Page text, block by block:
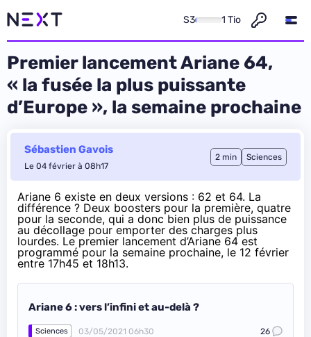
S3 1 Tio
Premier lancement Ariane 64,
« la fusée la plus puissante
d’Europe », la semaine prochaine
Sébastien Gavois
Le 04 février à 08h17
2 min Sciences
Ariane 6 existe en deux versions : 62 et 64. La
différence ? Deux boosters pour la première, quatre
pour la seconde, qui a donc bien plus de puissance
au décollage pour emporter des charges plus
lourdes. Le premier lancement d’Ariane 64 est
programmé pour la semaine prochaine, le 12 février
entre 17h45 et 18h13.
Ariane 6 : vers l’infini et au-delà ?
Sciences 03/05/2021 06h30 26